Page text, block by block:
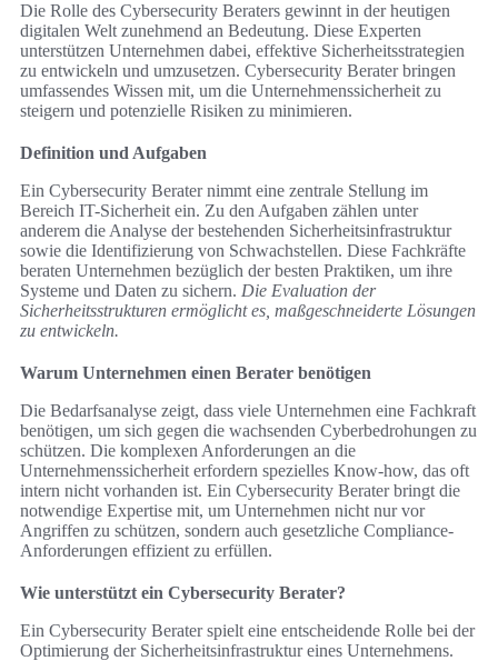
Die Rolle des Cybersecurity Beraters gewinnt in der heutigen
digitalen Welt zunehmend an Bedeutung. Diese Experten
unterstützen Unternehmen dabei, effektive Sicherheitsstrategien
zu entwickeln und umzusetzen. Cybersecurity Berater bringen
umfassendes Wissen mit, um die Unternehmenssicherheit zu
steigern und potenzielle Risiken zu minimieren.
Definition und Aufgaben
Ein Cybersecurity Berater nimmt eine zentrale Stellung im
Bereich IT-Sicherheit ein. Zu den Aufgaben zählen unter
anderem die Analyse der bestehenden Sicherheitsinfrastruktur
sowie die Identifizierung von Schwachstellen. Diese Fachkräfte
beraten Unternehmen bezüglich der besten Praktiken, um ihre
Systeme und Daten zu sichern. Die Evaluation der
Sicherheitsstrukturen ermöglicht es, maßgeschneiderte Lösungen
zu entwickeln.
Warum Unternehmen einen Berater benötigen
Die Bedarfsanalyse zeigt, dass viele Unternehmen eine Fachkraft
benötigen, um sich gegen die wachsenden Cyberbedrohungen zu
schützen. Die komplexen Anforderungen an die
Unternehmenssicherheit erfordern spezielles Know-how, das oft
intern nicht vorhanden ist. Ein Cybersecurity Berater bringt die
notwendige Expertise mit, um Unternehmen nicht nur vor
Angriffen zu schützen, sondern auch gesetzliche Compliance-
Anforderungen effizient zu erfüllen.
Wie unterstützt ein Cybersecurity Berater?
Ein Cybersecurity Berater spielt eine entscheidende Rolle bei der
Optimierung der Sicherheitsinfrastruktur eines Unternehmens.